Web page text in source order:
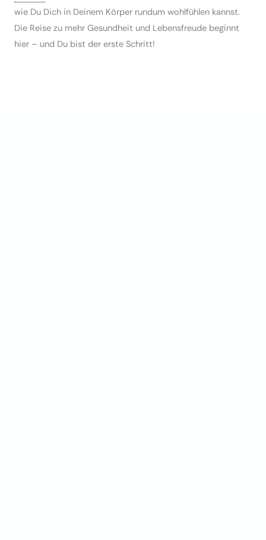
wie Du Dich in Deinem Körper rundum wohlfühlen kannst.
Die Reise zu mehr Gesundheit und Lebensfreude beginnt
hier – und Du bist der erste Schritt!